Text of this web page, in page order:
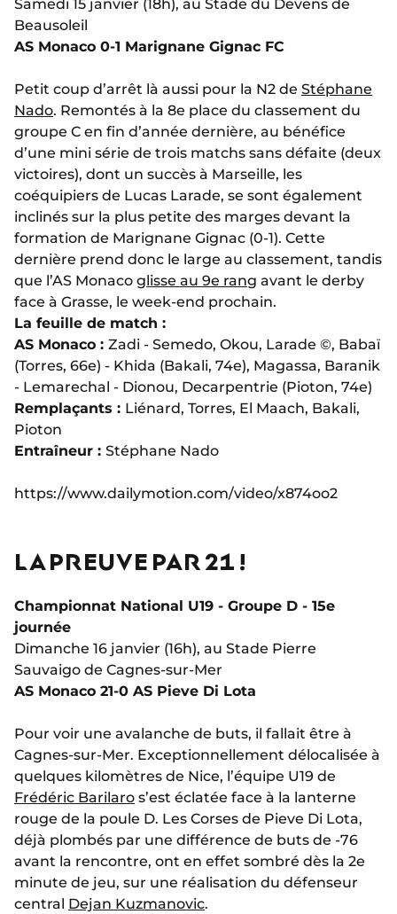
Samedi 15 janvier (18h), au Stade du Devens de
Beausoleil
AS Monaco 0-1 Marignane Gignac FC
Petit coup d’arrêt là aussi pour la N2 de Stéphane
Nado. Remontés à la 8e place du classement du
groupe C en fin d’année dernière, au bénéfice
d’une mini série de trois matchs sans défaite (deux
victoires), dont un succès à Marseille, les
coéquipiers de Lucas Larade, se sont également
inclinés sur la plus petite des marges devant la
formation de Marignane Gignac (0-1). Cette
dernière prend donc le large au classement, tandis
que l’AS Monaco glisse au 9e rang avant le derby
face à Grasse, le week-end prochain.
La feuille de match :
AS Monaco : Zadi - Semedo, Okou, Larade ©, Babaï
(Torres, 66e) - Khida (Bakali, 74e), Magassa, Baranik
- Lemarechal - Dionou, Decarpentrie (Pioton, 74e)
Remplaçants : Liénard, Torres, El Maach, Bakali,
Pioton
Entraîneur : Stéphane Nado
https://www.dailymotion.com/video/x874oo2
LA PREUVE PAR 21 !
Championnat National U19 - Groupe D - 15e
journée
Dimanche 16 janvier (16h), au Stade Pierre
Sauvaigo de Cagnes-sur-Mer
AS Monaco 21-0 AS Pieve Di Lota
Pour voir une avalanche de buts, il fallait être à
Cagnes-sur-Mer. Exceptionnellement délocalisée à
quelques kilomètres de Nice, l’équipe U19 de
Frédéric Barilaro s’est éclatée face à la lanterne
rouge de la poule D. Les Corses de Pieve Di Lota,
déjà plombés par une différence de buts de -76
avant la rencontre, ont en effet sombré dès la 2e
minute de jeu, sur une réalisation du défenseur
central Dejan Kuzmanovic.